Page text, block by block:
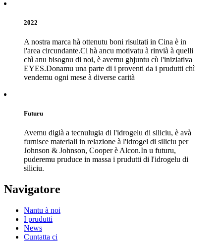
2022
A nostra marca hà ottenutu boni risultati in Cina è in
l'area circundante.Ci hà ancu motivatu à rinvià à quelli
chì anu bisognu di noi, è avemu ghjuntu cù l'iniziativa
EYES.Donamu una parte di i proventi da i prudutti chì
vendemu ogni mese à diverse carità
Futuru
Avemu digià a tecnulugia di l'idrogelu di siliciu, è avà
furnisce materiali in relazione à l'idrogel di siliciu per
Johnson & Johnson, Cooper è Alcon.In u futuru,
puderemu pruduce in massa i prudutti di l'idrogelu di
siliciu.
Navigatore
Nantu à noi
I prudutti
News
Cuntatta ci